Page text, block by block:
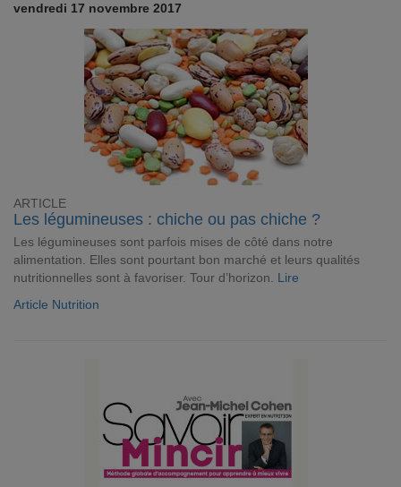
vendredi 17 novembre 2017
ARTICLE
Les légumineuses : chiche ou pas chiche ?
Les légumineuses sont parfois mises de côté dans notre
alimentation. Elles sont pourtant bon marché et leurs qualités
nutritionnelles sont à favoriser. Tour d’horizon. Lire
Article Nutrition